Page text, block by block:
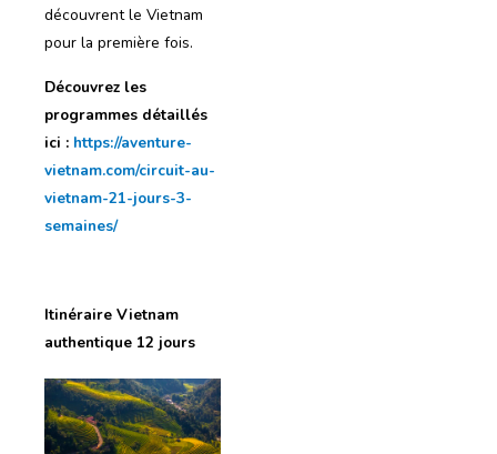
découvrent le Vietnam
pour la première fois.
Découvrez les
programmes détaillés
ici : https://aventure-
vietnam.com/circuit-au-
vietnam-21-jours-3-
semaines/
Itinéraire Vietnam
authentique 12 jours